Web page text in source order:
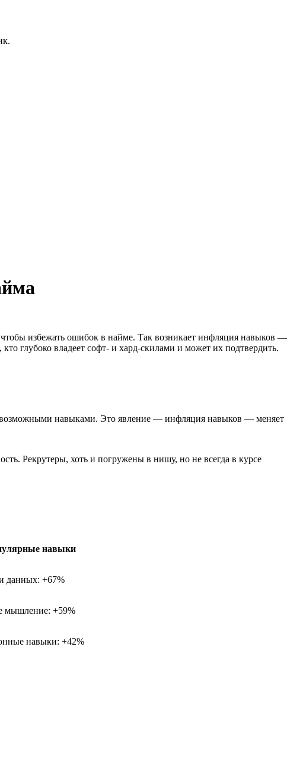
избежать ошибок в найме. Так возникает инфляция навыков —
глубоко владеет софт- и хард-скилами и может их подтвердить.
навыками. Это явление — инфляция навыков — меняет
Рекрутеры, хоть и погружены в нишу, но не всегда в курсе
навыки
данных: +67%
мышление: +59%
навыки: +42%